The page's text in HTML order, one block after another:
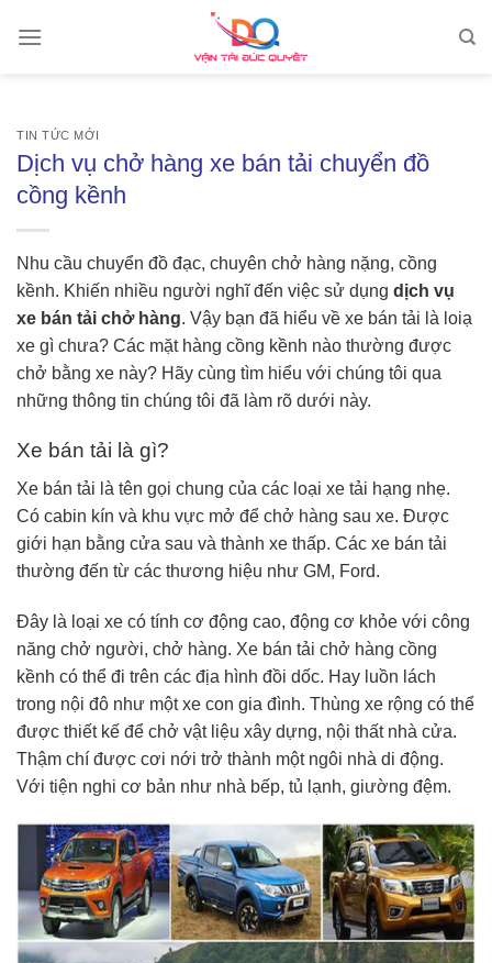
TIN TỨC MỚI
Dịch vụ chở hàng xe bán tải chuyển đồ
cồng kềnh
Nhu cầu chuyển đồ đạc, chuyên chở hàng nặng, cồng
kềnh. Khiến nhiều người nghĩ đến việc sử dụng dịch vụ
xe bán tải chở hàng. Vậy bạn đã hiểu về xe bán tải là loiạ
xe gì chưa? Các mặt hàng cồng kềnh nào thường được
chở bằng xe này? Hãy cùng tìm hiểu với chúng tôi qua
những thông tin chúng tôi đã làm rõ dưới này.
Xe bán tải là gì?
Xe bán tải là tên gọi chung của các loại xe tải hạng nhẹ.
Có cabin kín và khu vực mở để chở hàng sau xe. Được
giới hạn bằng cửa sau và thành xe thấp. Các xe bán tải
thường đến từ các thương hiệu như GM, Ford.
Đây là loại xe có tính cơ động cao, động cơ khỏe với công
năng chở người, chở hàng. Xe bán tải chở hàng cồng
kềnh có thể đi trên các địa hình đồi dốc. Hay luồn lách
trong nội đô như một xe con gia đình. Thùng xe rộng có thể
được thiết kế để chở vật liệu xây dựng, nội thất nhà cửa.
Thậm chí được cơi nới trở thành một ngôi nhà di động.
Với tiện nghi cơ bản như nhà bếp, tủ lạnh, giường đệm.